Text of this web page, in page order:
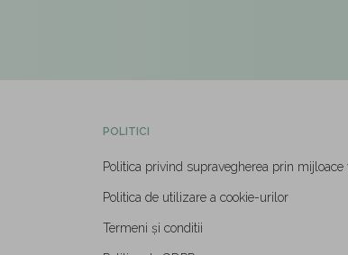
POLITICI
Politica privind supravegherea prin mijloace
Politica de utilizare a cookie-urilor
Termeni și conditii